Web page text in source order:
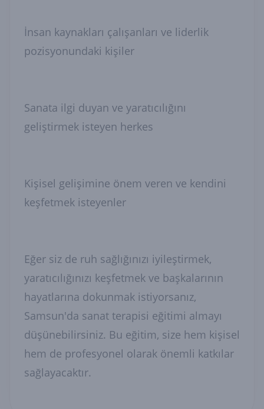
İnsan kaynakları çalışanları ve liderlik
pozisyonundaki kişiler
Sanata ilgi duyan ve yaratıcılığını
geliştirmek isteyen herkes
Kişisel gelişimine önem veren ve kendini
keşfetmek isteyenler
Eğer siz de ruh sağlığınızı iyileştirmek,
yaratıcılığınızı keşfetmek ve başkalarının
hayatlarına dokunmak istiyorsanız,
Samsun'da sanat terapisi eğitimi almayı
düşünebilirsiniz. Bu eğitim, size hem kişisel
hem de profesyonel olarak önemli katkılar
sağlayacaktır.